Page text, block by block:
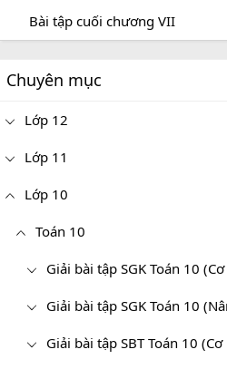
Bài tập cuối chương VII
Chuyên mục
Lớp 12
Lớp 11
Lớp 10
Toán 10
Giải bài tập SGK Toán 10
Giải bài tập SGK Toán 10
Giải bài tập SBT Toán 10 (Cơ